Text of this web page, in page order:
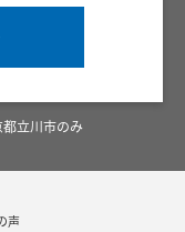
立川市のみ
声